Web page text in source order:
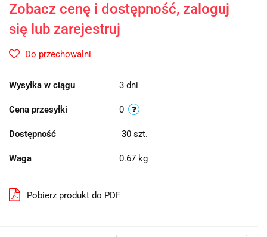
Zobacz cenę i dostępność, zaloguj
się lub zarejestruj
Do przechowalni
Wysyłka w ciągu 3 dni
Cena przesyłki 0
Dostępność 30 szt.
Waga 0.67 kg
Pobierz produkt do PDF